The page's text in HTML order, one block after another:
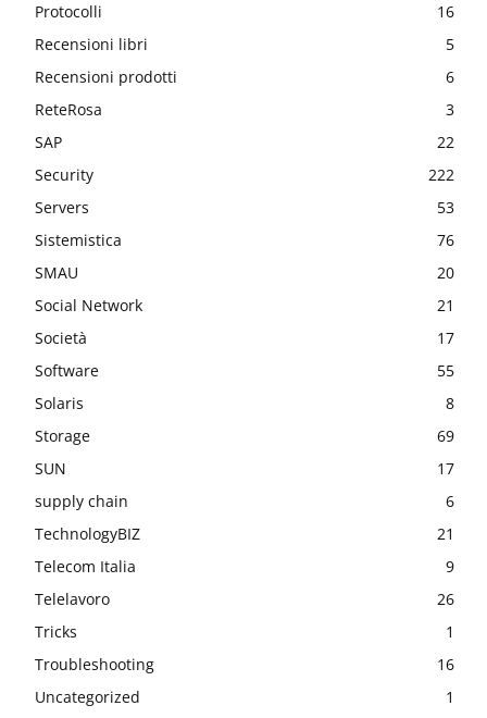
Protocolli
16
Recensioni libri
5
Recensioni prodotti
6
ReteRosa
3
SAP
22
Security
222
Servers
53
Sistemistica
76
SMAU
20
Social Network
21
Società
17
Software
55
Solaris
8
Storage
69
SUN
17
supply chain
6
TechnologyBIZ
21
Telecom Italia
9
Telelavoro
26
Tricks
1
Troubleshooting
16
Uncategorized
1